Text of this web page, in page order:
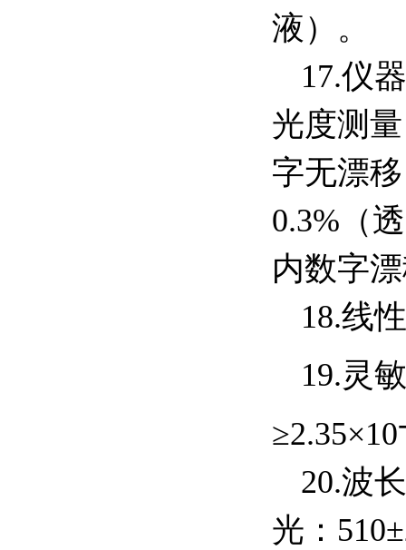
液）。
17.仪
光度测
字无漂
0.3% （
内数字
18.线
19.灵
≥2.35×10
20.波
光： 510±